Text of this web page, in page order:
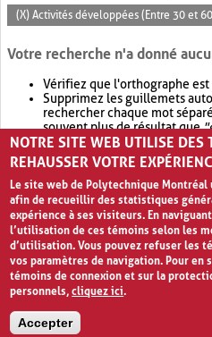
(X) Activités développées (Entre 30 et
Votre recherche n'a donné
Vérifiez que l'orthographe est
Supprimez les guillemets
rechercher chaque mot
souvent plus de résultat que
Envisagez d'élargir votre
retournera souvent plus de
NOTRE SITE WEB UTILISE DES
REHAUSSER VOTRE
Le site web de Polytechnique
afin de recueillir des statistiques
expérience à ses visiteurs. En
l’utilisation de ces témoins selon les
d’utilisation. Vous pouvez refuser les
vos paramètres de navigation. Pour en
témoins de connexion et sur la
personnels,cliquez ici.
Accepter